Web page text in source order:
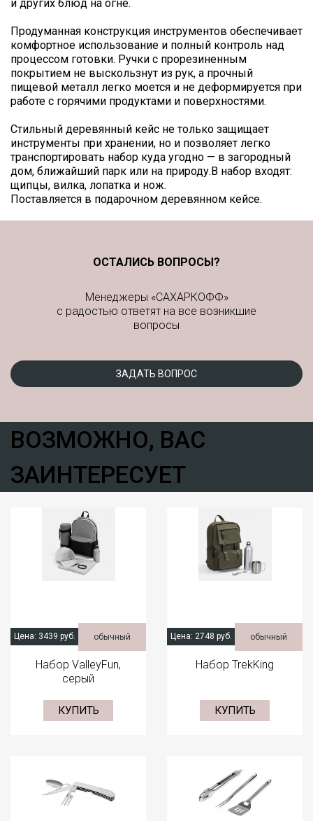
и других блюд на огне.
Продуманная конструкция инструментов обеспечивает
комфортное использование и полный контроль над
процессом готовки. Ручки с прорезиненным
покрытием не выскользнут из рук, а прочный
пищевой металл легко моется и не деформируется при
работе с горячими продуктами и поверхностями.
Стильный деревянный кейс не только защищает
инструменты при хранении, но и позволяет легко
транспортировать набор куда угодно — в загородный
дом, ближайший парк или на природу.В набор входят:
щипцы, вилка, лопатка и нож.
Поставляется в подарочном деревянном кейсе.
ОСТАЛИСЬ ВОПРОСЫ?
Менеджеры «САХАРКОФФ»
с радостью ответят на все возникшие
вопросы
ЗАДАТЬ ВОПРОС
ВОЗМОЖНО, ВАС
ЗАИНТЕРЕСУЕТ
Цена: 3439 руб. обычный
Набор ValleyFun,
серый
КУПИТЬ
Цена: 2748 руб. обычный
Набор TrekKing
КУПИТЬ